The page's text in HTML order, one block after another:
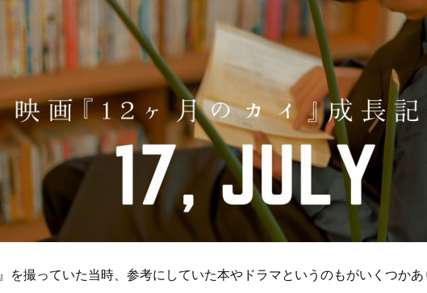
を撮っていた当時、参考にしていた本やドラマというのもがいくつかあ